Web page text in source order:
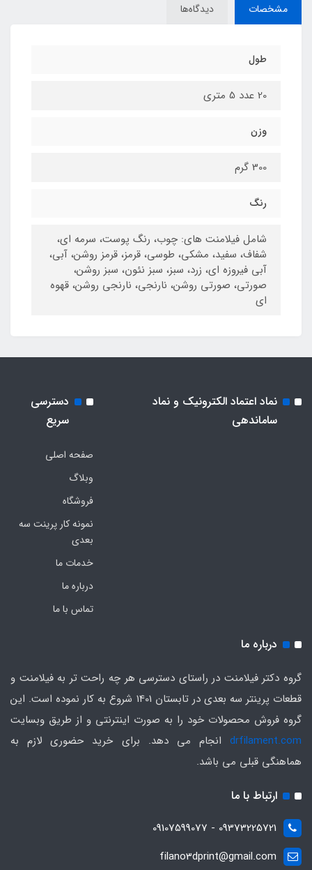
مشخصات دیدگاه‌ها
طول
20 عدد 5 متری
وزن
300 گرم
رنگ
شامل فیلامنت های: چوب، رنگ پوست، سرمه ای،
شفاف، سفید، مشکی، طوسی، قرمز، قرمز روشن، آبی،
آبی فیروزه ای، زرد، سبز، سبز نئون، سبز روشن،
صورتی، صورتی روشن، نارنجی، نارنجی روشن، قهوه
ای
نماد اعتماد الکترونیک و نماد
ساماندهی
دسترسی
سریع
صفحه اصلی
وبلاگ
فروشگاه
نمونه کار پرینت سه
بعدی
خدمات ما
درباره ما
تماس با ما
درباره ما
گروه دکتر فیلامنت در راستای دسترسی هر چه راحت تر به فیلامنت و
قطعات پرینتر سه بعدی در تابستان 1401 شروع به کار نموده است. این
گروه فروش محصولات خود را به صورت اینترنتی و از طریق وبسایت
drfilament.com انجام می دهد. برای خرید حضوری لازم به
هماهنگی قبلی می باشد.
ارتباط با ما
09373225721 - 09107599077
filano3dprint@gmail.com